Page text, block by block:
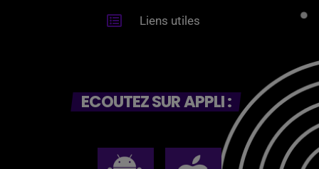
Liens utiles
ECOUTEZ SUR APPLI :